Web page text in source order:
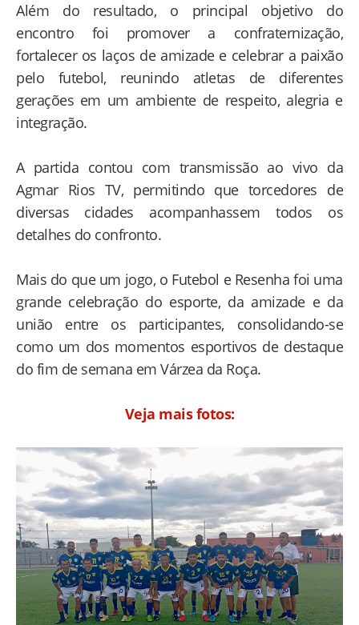
Além do resultado, o principal objetivo do
encontro foi promover a confraternização,
fortalecer os laços de amizade e celebrar a paixão
pelo futebol, reunindo atletas de diferentes
gerações em um ambiente de respeito, alegria e
integração.
A partida contou com transmissão ao vivo da
Agmar Rios TV, permitindo que torcedores de
diversas cidades acompanhassem todos os
detalhes do confronto.
Mais do que um jogo, o Futebol e Resenha foi uma
grande celebração do esporte, da amizade e da
união entre os participantes, consolidando-se
como um dos momentos esportivos de destaque
do fim de semana em Várzea da Roça.
Veja mais fotos: